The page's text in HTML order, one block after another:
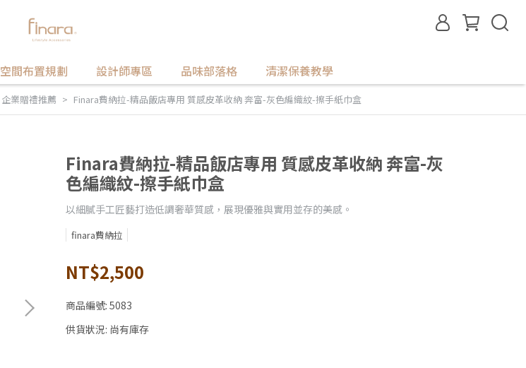
空間布置規劃 設計師專區 品味部落格 清潔保養教學
企業贈禮推薦 Finara費納拉-精品飯店專用 質感皮革收納 奔富-灰色編織紋-擦手紙巾盒
Finara費納拉-精品飯店專用 質感皮革收納 奔富-灰
色編織紋-擦手紙巾盒
以細膩手工匠藝打造低調奢華質感，展現優雅與實用並存的美感。
finara費納拉
NT$2,500
商品編號: 5083
供貨狀況: 尚有庫存